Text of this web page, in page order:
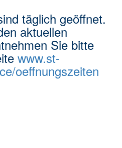
bestätigen
täglich geöffnet.
aktuellen
Sie bitte
www.st-
oeffnungszeiten